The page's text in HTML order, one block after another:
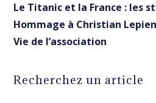
Le Titanic et la France : les
Hommage à Christian
Vie de l’association
Recherchez un article